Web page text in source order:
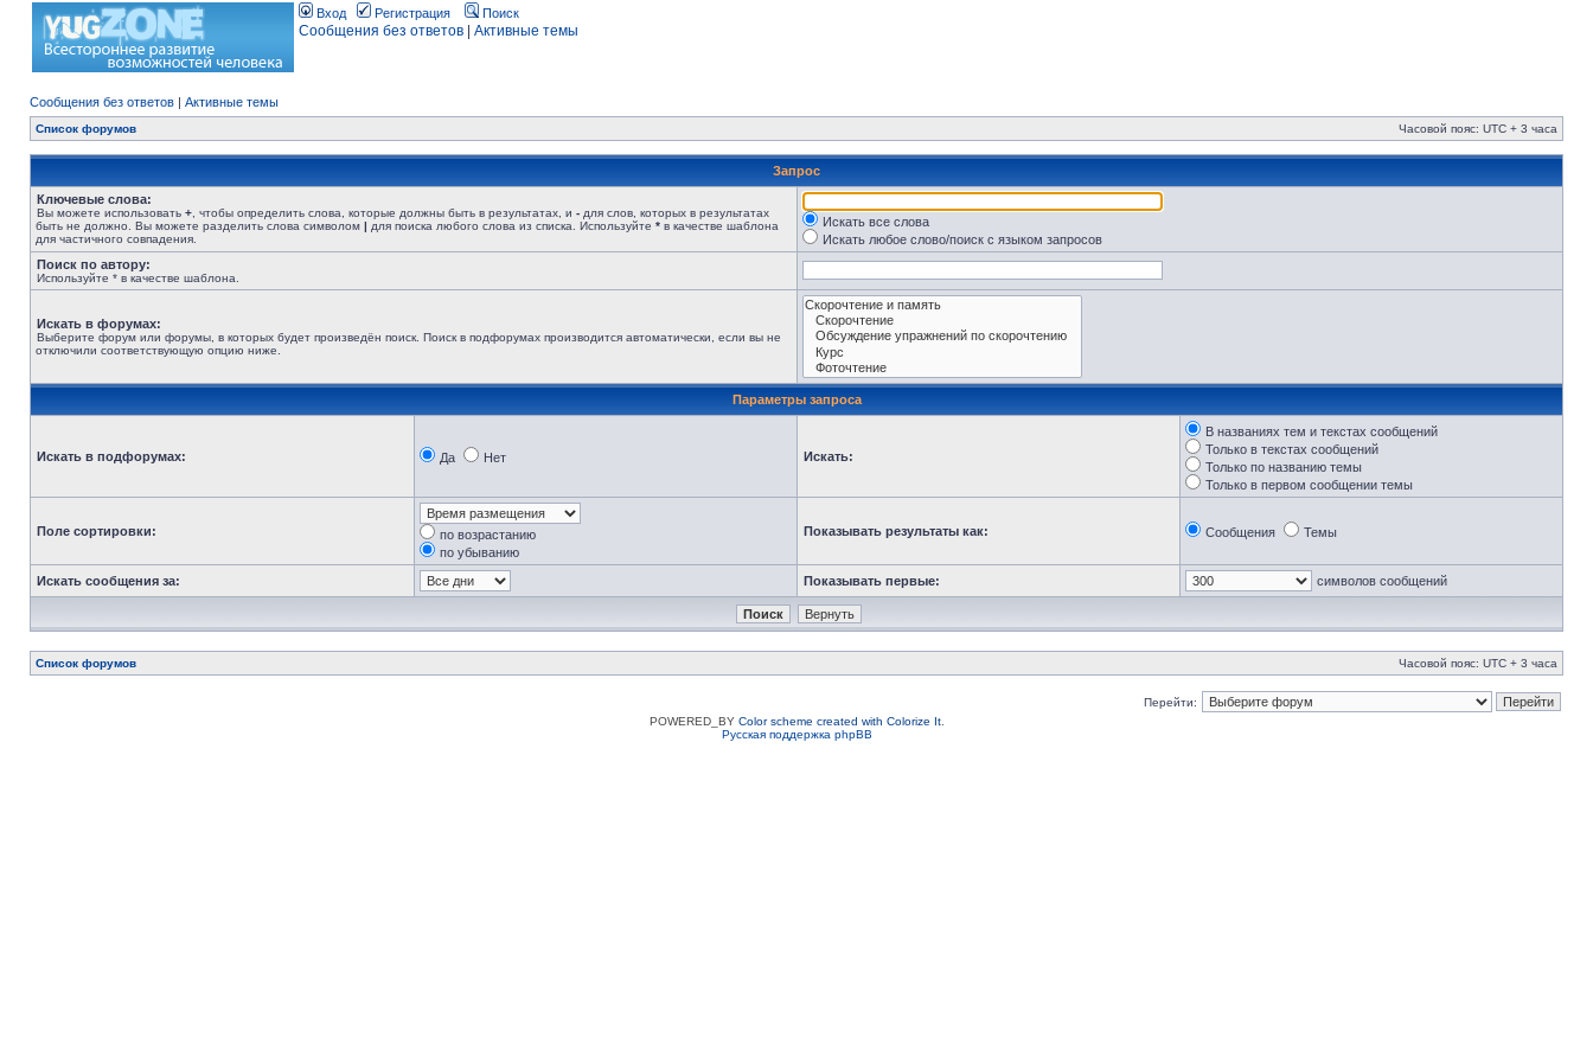
Вход Регистрация Поиск
Сообщения без ответов Активные темы
Сообщения без ответов | Активные темы
Список форумов Часовой пояс: UTC + 3 часа
Запрос
Ключевые слова:
Вы можете использовать + , чтобы определить слова, которые должны быть в результатах, и - для слов, которых в результатах
быть не должно. Вы можете разделить слова символом | для поиска любого слова из списка. Используйте * в качестве шаблона
для частичного совпадения.
Искать все слова
Искать любое слово/поиск с языком запросов
Поиск по автору:
Используйте * в качестве шаблона.
Искать в форумах:
Выберите форум или форумы, в которых будет произведён поиск. Поиск в подфорумах производится автоматически, если вы не
отключили соответствующую опцию ниже.
Параметры запроса
Искать в подфорумах: Да Нет Искать:
В названиях тем и текстах сообщений
Только в текстах сообщений
Только по названию темы
Только в первом сообщении темы
Поле сортировки:
по возрастанию
по убыванию
Показывать результаты как: Сообщения Темы
Искать сообщения за: Показывать первые: символов сообщений
Список форумов Часовой пояс: UTC + 3 часа
Перейти:
POWERED_BY Color scheme created with Colorize It.
Русская поддержка phpBB